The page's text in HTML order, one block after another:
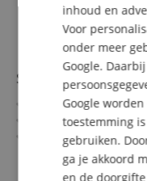
Showlite PBM-9
Bewegend RGB-
Voeding via USB
Geïntegreerde
Stevige kunststof
Geschikt voor
meer laten zien
inhoud en
Voor
onder meer
Google.
Google worden
toestemming
gebruiken.
ga je akkoord
en de